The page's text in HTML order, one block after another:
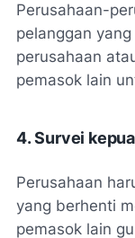
Perusahaan-
pelanggan
perusahaan
pemasok lain
4. Survei
Perusahaan
yang berhenti
pemasok lain